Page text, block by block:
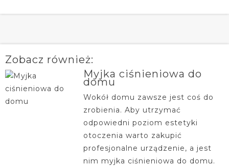
Zobacz również:
Myjka ciśnieniowa do
domu
Wokół domu zawsze jest coś do
zrobienia. Aby utrzymać
odpowiedni poziom estetyki
otoczenia warto zakupić
profesjonalne urządzenie, a jest
nim myjka ciśnieniowa do domu.